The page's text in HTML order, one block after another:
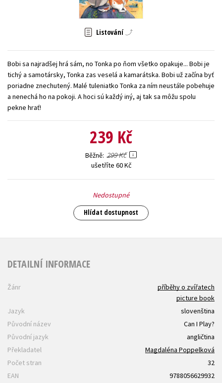
Zahraniční literatura
Všechny tituly
Listování
Bobi sa najradšej hrá sám, no Tonka po ňom všetko opakuje... Bobi je
tichý a samotársky, Tonka zas veselá a kamarátska. Bobi už začína byť
poriadne znechutený. Malé tuleniatko Tonka za ním neustále pobehuje
a nenechá ho na pokoji. A hoci sú každý iný, aj tak sa môžu spolu
pekne hrať!
239 Kč
Běžně 299 Kč
ušetříte 60 Kč
Nedostupné
Hlídat dostupnost
DETAILNÍ INFORMACE
Žánr
příběhy o zvířatech
picture book
Jazyk
slovenština
Původní název
Can I Play?
Původní jazyk
angličtina
Překladatel
Magdaléna Poppelková
Počet stran
32
EAN
9788056629932